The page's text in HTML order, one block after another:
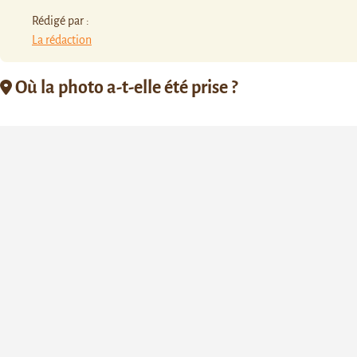
Rédigé par :
La rédaction
Où la photo a-t-elle été prise ?